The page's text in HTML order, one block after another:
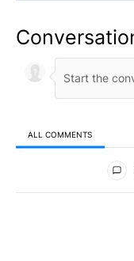
ALL COMMENTS
All Comments